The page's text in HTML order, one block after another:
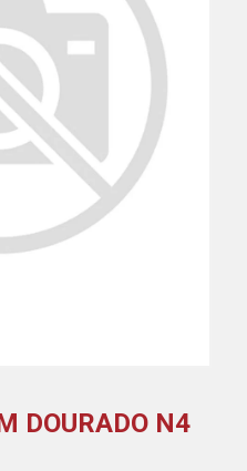
DOURADO N4